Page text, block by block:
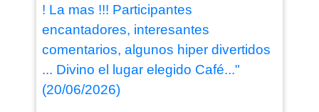
! La mas !!! Participantes
encantadores, interesantes
comentarios, algunos hiper divertidos
... Divino el lugar elegido Café..."
(20/06/2026)